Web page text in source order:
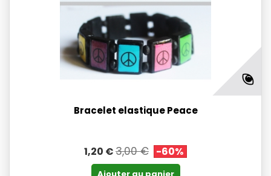
Bracelet elastique Peace
1,20 €3,00 € -60%